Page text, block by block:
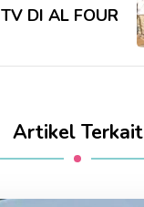
DI AL FOUR
Artikel Terkait